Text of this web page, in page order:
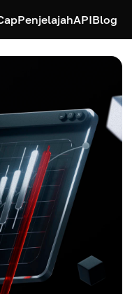
PenjelajahAPIBlog